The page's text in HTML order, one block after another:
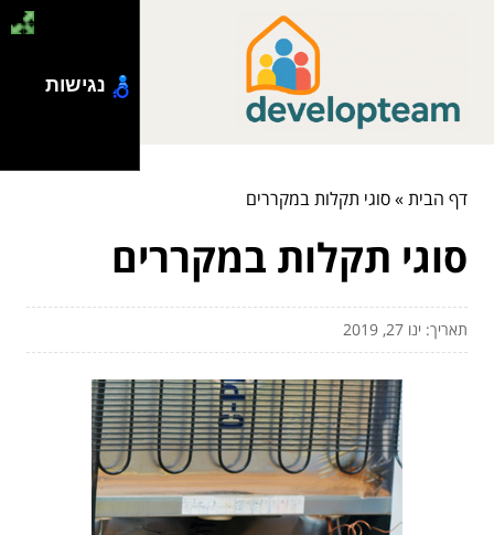
דף הבית»סוגי תקלות במקררים
סוגי תקלות במקררים
תאריך: ינו 27, 2019
נגישות